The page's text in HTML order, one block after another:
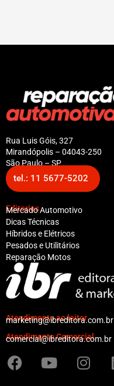
Rua Luis Góis, 327
Mirandópolis – 04043-250
São Paulo – SP
tel.: 11 5677-5202
Editorias
Mercado Automotivo
Dicas Técnicas
Híbridos e Elétricos
Pesados e Utilitários
Reparação Motos
Atendimento ao leitor
marketing@ibreditora.com.br
Atendimento Comercial
comercial@ibreditora.com.br
F
a
Y
o
I
n